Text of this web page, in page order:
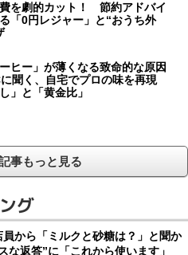
を劇的カット！ 節約アドバイ
「0円レジャー」と“おうち外
ーヒー」が薄くなる致命的な原因
聞く、自宅でプロの味を再現
」と「黄金比」
事もっと見る
グ
員から「ミルクと砂糖は？」と聞か
返答”に「これから使います」